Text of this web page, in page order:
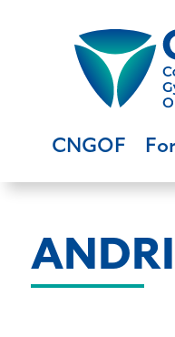
CNGOF